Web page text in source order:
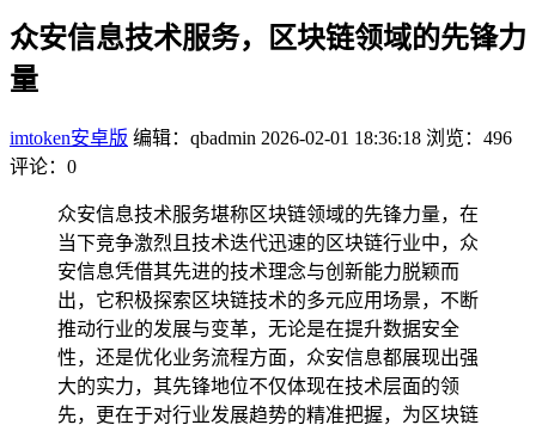
众安信息技术服务，区块链领域的先锋力
量
imtoken安卓版 编辑：qbadmin 2026-02-01 18:36:18 浏览：496
评论：0
众安信息技术服务堪称区块链领域的先锋力量，在
当下竞争激烈且技术迭代迅速的区块链行业中，众
安信息凭借其先进的技术理念与创新能力脱颖而
出，它积极探索区块链技术的多元应用场景，不断
推动行业的发展与变革，无论是在提升数据安全
性，还是优化业务流程方面，众安信息都展现出强
大的实力，其先锋地位不仅体现在技术层面的领
先，更在于对行业发展趋势的精准把握，为区块链